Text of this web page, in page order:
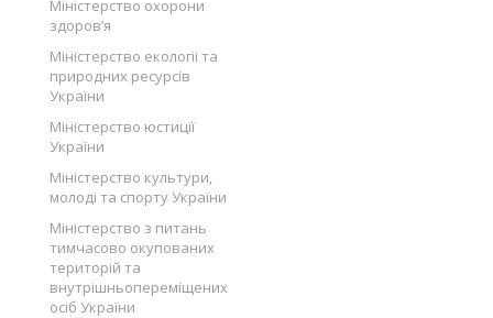
Міністерство охорони
здоров’я
Міністерство екології та
природних ресурсів
України
Міністерство юстиції
України
Міністерство культури,
молоді та спорту України
Міністерство з питань
тимчасово окупованих
територій та
внутрішньопереміщених
осіб України